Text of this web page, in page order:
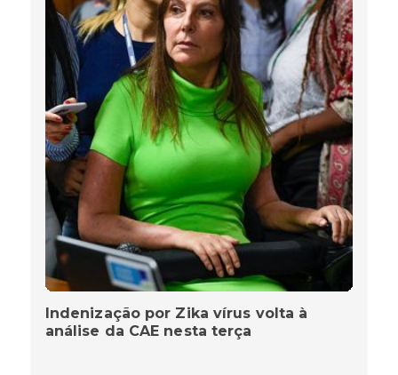
Indenização por Zika vírus volta à
análise da CAE nesta terça